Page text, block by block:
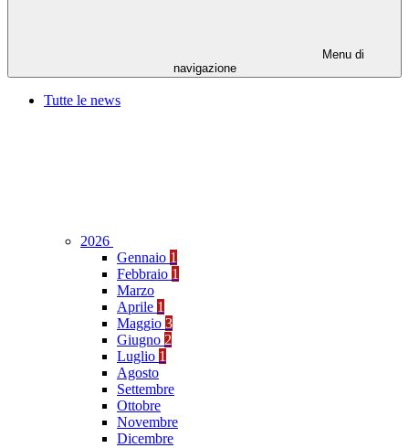
Menu di
navigazione
Tutte le news
2026
Gennaio 1
Febbraio 1
Marzo
Aprile 1
Maggio 3
Giugno 2
Luglio 1
Agosto
Settembre
Ottobre
Novembre
Dicembre